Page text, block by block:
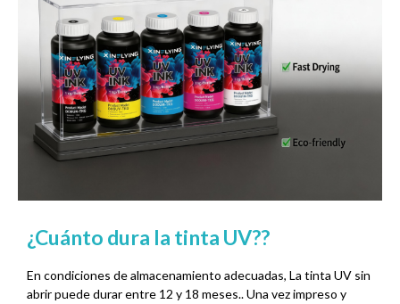
¿Cuánto dura la tinta UV??
En condiciones de almacenamiento adecuadas, La tinta UV sin
abrir puede durar entre 12 y 18 meses.. Una vez impreso y